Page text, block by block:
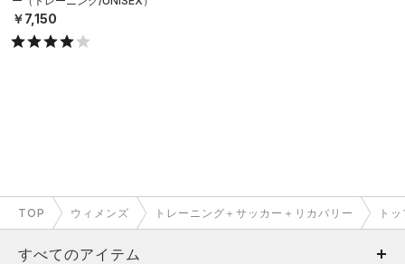
￥7,150
TOP ウィメンズ トレーニング＋サッカー＋リカバリー ト
すべてのアイテム